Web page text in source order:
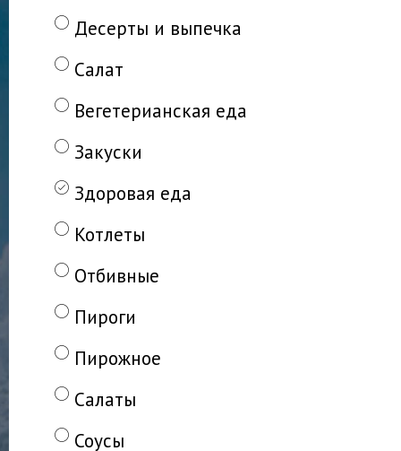
Десерты и выпечка
Салат
Вегетерианская еда
Закуски
Здоровая еда
Котлеты
Отбивные
Пироги
Пирожное
Салаты
Соусы